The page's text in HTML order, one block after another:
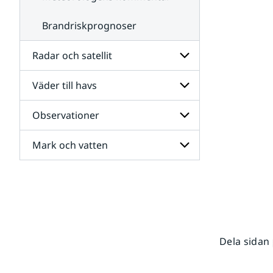
Brandriskprognoser
Radar och satellit
Undersidor
för
Radar
och
satellit
Väder till havs
Undersidor
för
Väder
till
havs
Observationer
Undersidor
för
Mark och vatten
Dela sidan